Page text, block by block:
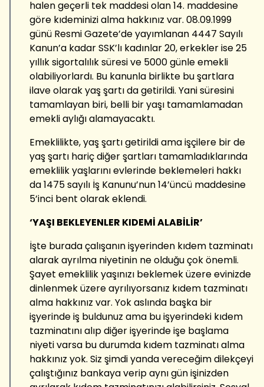
halen geçerli tek maddesi olan 14. maddesine
göre kıdeminizi alma hakkınız var. 08.09.1999
günü Resmi Gazete’de yayımlanan 4447 Sayılı
Kanun’a kadar SSK’lı kadınlar 20, erkekler ise 25
yıllık sigortalılık süresi ve 5000 günle emekli
olabiliyorlardı. Bu kanunla birlikte bu şartlara
ilave olarak yaş şartı da getirildi. Yani süresini
tamamlayan biri, belli bir yaşı tamamlamadan
emekli aylığı alamayacaktı.
Emeklilikte, yaş şartı getirildi ama işçilere bir de
yaş şartı hariç diğer şartları tamamladıklarında
emeklilik yaşlarını evlerinde beklemeleri hakkı
da 1475 sayılı İş Kanunu’nun 14’üncü maddesine
5’inci bent olarak eklendi.
‘YAŞI BEKLEYENLER KIDEMİ ALABİLİR’
İşte burada çalışanın işyerinden kıdem tazminatı
alarak ayrılma niyetinin ne olduğu çok önemli.
Şayet emeklilik yaşınızı beklemek üzere evinizde
dinlenmek üzere ayrılıyorsanız kıdem tazminatı
alma hakkınız var. Yok aslında başka bir
işyerinde iş buldunuz ama bu işyerindeki kıdem
tazminatını alıp diğer işyerinde işe başlama
niyeti varsa bu durumda kıdem tazminatı alma
hakkınız yok. Siz şimdi yanda vereceğim dilekçeyi
çalıştığınız bankaya verip aynı gün işinizden